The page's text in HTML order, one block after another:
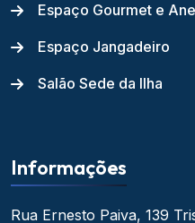
Espaço Gourmet e
Espaço Jangadeiro
Salão Sede da Ilha
Informações
Rua Ernesto Paiva, 139